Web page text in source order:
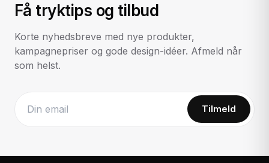
Få tryktips og tilbud
Korte nyhedsbreve med nye produkter,
kampagnepriser og gode design-idéer. Afmeld når
som helst.
Tilmeld